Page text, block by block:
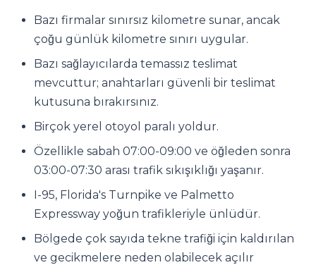
Bazı firmalar sınırsız kilometre sunar, ancak
çoğu günlük kilometre sınırı uygular.
Bazı sağlayıcılarda temassız teslimat
mevcuttur; anahtarları güvenli bir teslimat
kutusuna bırakırsınız.
Birçok yerel otoyol paralı yoldur.
Özellikle sabah 07:00-09:00 ve öğleden sonra
03:00-07:30 arası trafik sıkışıklığı yaşanır.
I-95, Florida's Turnpike ve Palmetto
Expressway yoğun trafikleriyle ünlüdür.
Bölgede çok sayıda tekne trafiği için kaldırılan
ve gecikmelere neden olabilecek açılır